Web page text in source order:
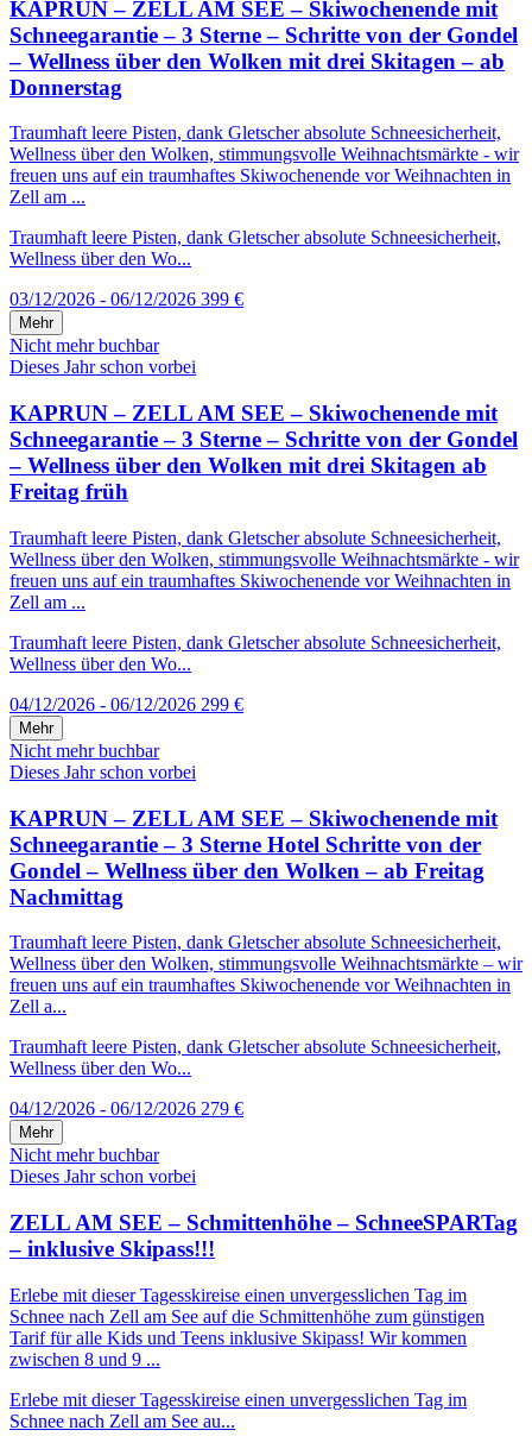
KAPRUN – ZELL AM SEE – Skiwochenende mit
Schneegarantie – 3 Sterne – Schritte von der Gondel
– Wellness über den Wolken mit drei Skitagen – ab
Donnerstag
Traumhaft leere Pisten, dank Gletscher absolute Schneesicherheit,
Wellness über den Wolken, stimmungsvolle Weihnachtsmärkte - wir
freuen uns auf ein traumhaftes Skiwochenende vor Weihnachten in
Zell am ...
Traumhaft leere Pisten, dank Gletscher absolute Schneesicherheit,
Wellness über den Wo...
03/12/2026 - 06/12/2026 399 €
Mehr
Nicht mehr buchbar
Dieses Jahr schon vorbei
KAPRUN – ZELL AM SEE – Skiwochenende mit
Schneegarantie – 3 Sterne – Schritte von der Gondel
– Wellness über den Wolken mit drei Skitagen ab
Freitag früh
Traumhaft leere Pisten, dank Gletscher absolute Schneesicherheit,
Wellness über den Wolken, stimmungsvolle Weihnachtsmärkte - wir
freuen uns auf ein traumhaftes Skiwochenende vor Weihnachten in
Zell am ...
Traumhaft leere Pisten, dank Gletscher absolute Schneesicherheit,
Wellness über den Wo...
04/12/2026 - 06/12/2026 299 €
Mehr
Nicht mehr buchbar
Dieses Jahr schon vorbei
KAPRUN – ZELL AM SEE – Skiwochenende mit
Schneegarantie – 3 Sterne Hotel Schritte von der
Gondel – Wellness über den Wolken – ab Freitag
Nachmittag
Traumhaft leere Pisten, dank Gletscher absolute Schneesicherheit,
Wellness über den Wolken, stimmungsvolle Weihnachtsmärkte – wir
freuen uns auf ein traumhaftes Skiwochenende vor Weihnachten in
Zell a...
Traumhaft leere Pisten, dank Gletscher absolute Schneesicherheit,
Wellness über den Wo...
04/12/2026 - 06/12/2026 279 €
Mehr
Nicht mehr buchbar
Dieses Jahr schon vorbei
ZELL AM SEE – Schmittenhöhe – SchneeSPARTag
– inklusive Skipass!!!
Erlebe mit dieser Tagesskireise einen unvergesslichen Tag im
Schnee nach Zell am See auf die Schmittenhöhe zum günstigen
Tarif für alle Kids und Teens inklusive Skipass! Wir kommen
zwischen 8 und 9 ...
Erlebe mit dieser Tagesskireise einen unvergesslichen Tag im
Schnee nach Zell am See au...